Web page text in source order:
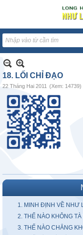
18. LỐI CHỈ ĐẠO
22 Tháng Hai 2011 (Xem: 14739)
1. MINH ĐỊNH VỀ NHƯ
2. THẾ NÀO KHÔNG
3. THẾ NÀO CHẲNG